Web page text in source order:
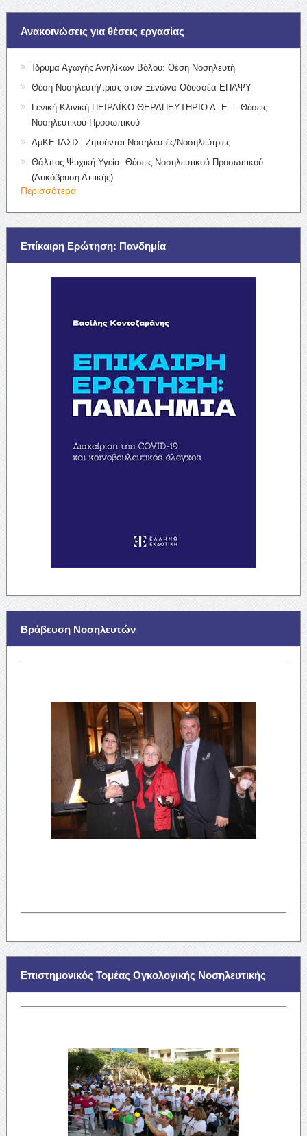
Ανακοινώσεις για θέσεις εργασίας
Ίδρυμα Αγωγής Ανηλίκων Βόλου: Θέση Νοσηλευτή
Θέση Νοσηλευτή/τριας στον Ξενώνα Οδυσσέα ΕΠΑΨΥ
Γενική Κλινική ΠΕΙΡΑΪΚΟ ΘΕΡΑΠΕΥΤΗΡΙΟ Α. Ε. – Θέσεις
Νοσηλευτικού Προσωπικού
ΑμΚΕ ΙΑΣΙΣ: Ζητούνται Νοσηλευτές/Νοσηλεύτριες
Θάλπος-Ψυχική Υγεία: Θέσεις Νοσηλευτικού Προσωπικού
(Λυκόβρυση Αττικής)
Περισσότερα
Επίκαιρη Ερώτηση: Πανδημία
Βράβευση Νοσηλευτών
Επιστημονικός Τομέας Ογκολογικής Νοσηλευτικής